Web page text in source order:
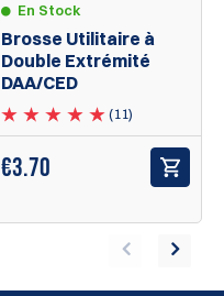
En Stock
Brosse Utilitaire à
Double Extrémité
DAA/CED
(11)
€3.70